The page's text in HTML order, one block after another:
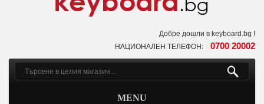
Добре дошли в keyboard.bg !
НАЦИОНАЛЕН ТЕЛЕФОН: 0700 20002
MENU